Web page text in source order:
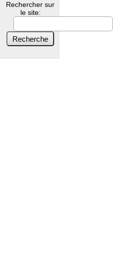
Rechercher sur
le site: